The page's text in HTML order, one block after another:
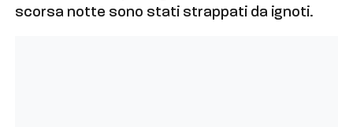
scorsa notte sono stati strappati da ignoti.